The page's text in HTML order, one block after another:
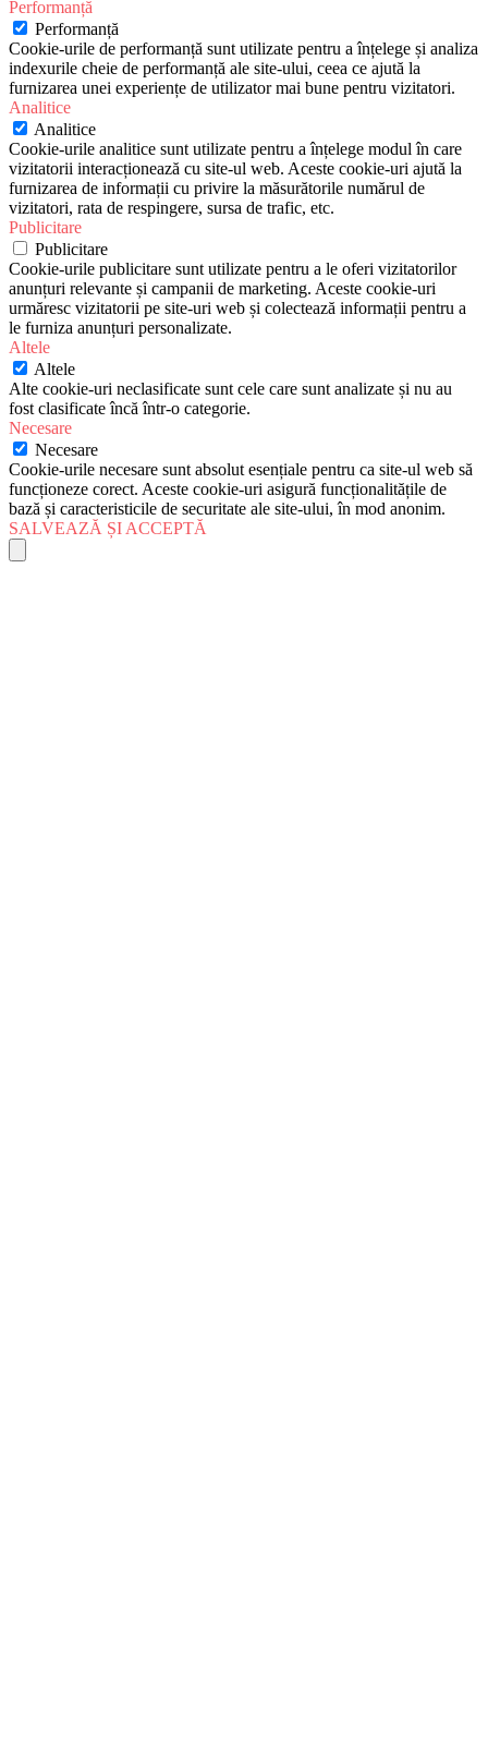
Performanță
Performanță
Cookie-urile de performanță sunt utilizate pentru a înțelege și analiza
indexurile cheie de performanță ale site-ului, ceea ce ajută la
furnizarea unei experiențe de utilizator mai bune pentru vizitatori.
Analitice
Analitice
Cookie-urile analitice sunt utilizate pentru a înțelege modul în care
vizitatorii interacționează cu site-ul web. Aceste cookie-uri ajută la
furnizarea de informații cu privire la măsurătorile numărul de
vizitatori, rata de respingere, sursa de trafic, etc.
Publicitare
Publicitare
Cookie-urile publicitare sunt utilizate pentru a le oferi vizitatorilor
anunțuri relevante și campanii de marketing. Aceste cookie-uri
urmăresc vizitatorii pe site-uri web și colectează informații pentru a
le furniza anunțuri personalizate.
Altele
Altele
Alte cookie-uri neclasificate sunt cele care sunt analizate și nu au
fost clasificate încă într-o categorie.
Necesare
Necesare
Cookie-urile necesare sunt absolut esențiale pentru ca site-ul web să
funcționeze corect. Aceste cookie-uri asigură funcționalitățile de
bază și caracteristicile de securitate ale site-ului, în mod anonim.
SALVEAZĂ ȘI ACCEPTĂ